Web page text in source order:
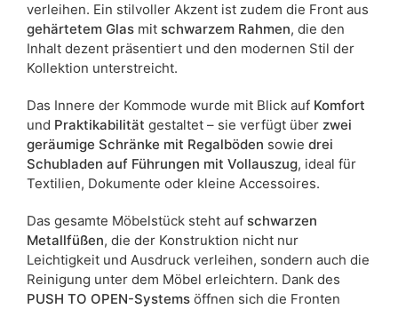
verleihen. Ein stilvoller Akzent ist zudem die Front aus
gehärtetem Glas mit schwarzem Rahmen, die den
Inhalt dezent präsentiert und den modernen Stil der
Kollektion unterstreicht.
Das Innere der Kommode wurde mit Blick auf Komfort
und Praktikabilität gestaltet – sie verfügt über zwei
geräumige Schränke mit Regalböden sowie drei
Schubladen auf Führungen mit Vollauszug, ideal für
Textilien, Dokumente oder kleine Accessoires.
Das gesamte Möbelstück steht auf schwarzen
Metallfüßen, die der Konstruktion nicht nur
Leichtigkeit und Ausdruck verleihen, sondern auch die
Reinigung unter dem Möbel erleichtern. Dank des
PUSH TO OPEN-Systems öffnen sich die Fronten